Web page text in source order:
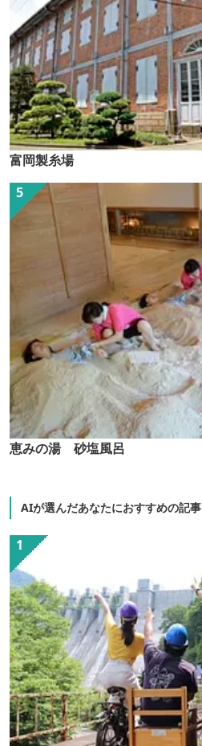
富岡製糸場
恵みの湯 砂塩風呂
AIが選んだあなたにおすすめの記事